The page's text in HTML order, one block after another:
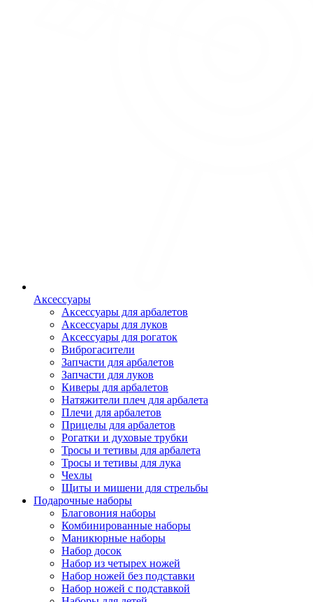
Аксессуары
Аксессуары для арбалетов
Аксессуары для луков
Аксессуары для рогаток
Виброгасители
Запчасти для арбалетов
Запчасти для луков
Киверы для арбалетов
Натяжители плеч для арбалета
Плечи для арбалетов
Прицелы для арбалетов
Рогатки и духовые трубки
Тросы и тетивы для арбалета
Тросы и тетивы для лука
Чехлы
Щиты и мишени для стрельбы
Подарочные наборы
Благовония наборы
Комбинированные наборы
Маникюрные наборы
Набор досок
Набор из четырех ножей
Набор ножей без подставки
Набор ножей с подставкой